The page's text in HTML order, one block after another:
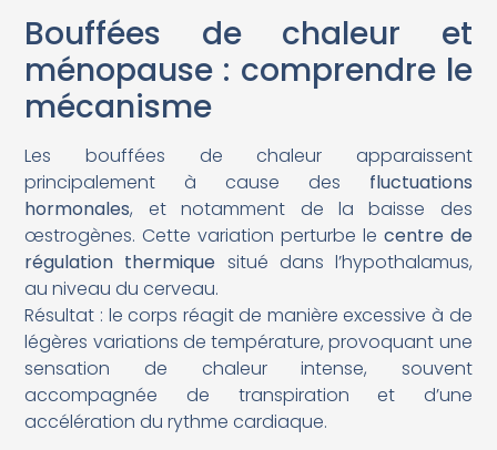
Bouffées de chaleur et
ménopause : comprendre le
mécanisme
Les bouffées de chaleur apparaissent
principalement à cause des fluctuations
hormonales, et notamment de la baisse des
œstrogènes. Cette variation perturbe le centre de
régulation thermique situé dans l’hypothalamus,
au niveau du cerveau.
Résultat : le corps réagit de manière excessive à de
légères variations de température, provoquant une
sensation de chaleur intense, souvent
accompagnée de transpiration et d’une
accélération du rythme cardiaque.